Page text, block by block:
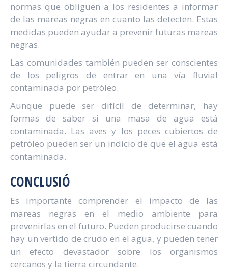
normas que obliguen a los residentes a informar
de las mareas negras en cuanto las detecten. Estas
medidas pueden ayudar a prevenir futuras mareas
negras.
Las comunidades también pueden ser conscientes
de los peligros de entrar en una vía fluvial
contaminada por petróleo.
Aunque puede ser difícil de determinar, hay
formas de saber si una masa de agua está
contaminada. Las aves y los peces cubiertos de
petróleo pueden ser un indicio de que el agua está
contaminada.
CONCLUSIÓ
Es importante comprender el impacto de las
mareas negras en el medio ambiente para
prevenirlas en el futuro. Pueden producirse cuando
hay un vertido de crudo en el agua, y pueden tener
un efecto devastador sobre los organismos
cercanos y la tierra circundante.